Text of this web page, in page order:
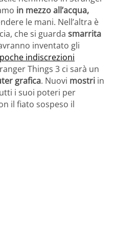
in mezzo all’acqua,
le mani. Nell’altra è
che si guarda smarrita
inventato gli
indiscrezioni
Things 3 ci sarà un
grafica. Nuovi mostri in
i suoi poteri per
il fiato sospeso il